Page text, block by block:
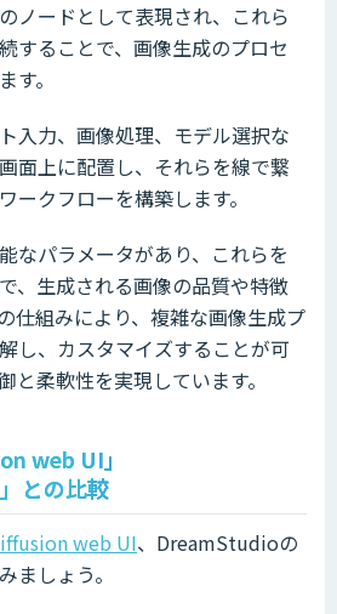
ノードとして表現され、これら
することで、画像生成のプロセ
す。
入力、画像処理、モデル選択な
面上に配置し、それらを線で繋
ークフローを構築します。
なパラメータがあり、これらを
、生成される画像の品質や特徴
仕組みにより、複雑な画像生成プ
し、カスタマイズすることが可
と柔軟性を実現しています。
web UI」
との比較
web UI、DreamStudioの
ましょう。